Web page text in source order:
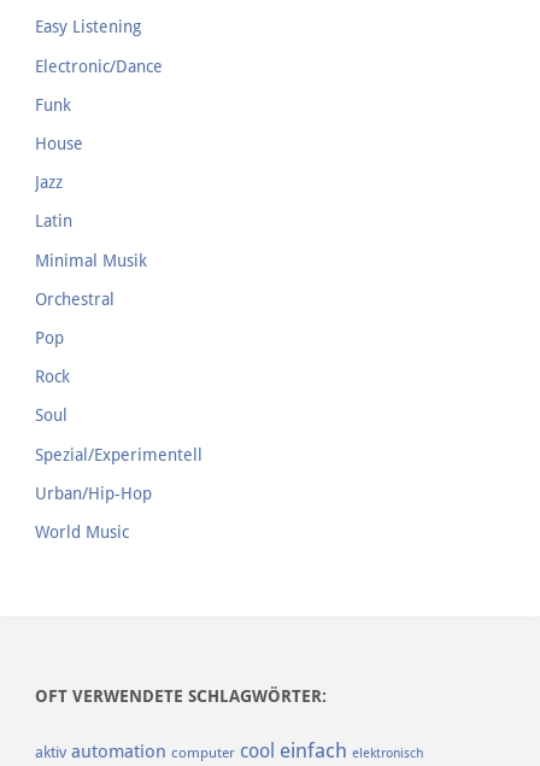
Easy Listening
Electronic/Dance
Funk
House
Jazz
Latin
Minimal Musik
Orchestral
Pop
Rock
Soul
Spezial/Experimentell
Urban/Hip-Hop
World Music
OFT VERWENDETE SCHLAGWÖRTER:
aktiv automation computer cool einfach elektronisch